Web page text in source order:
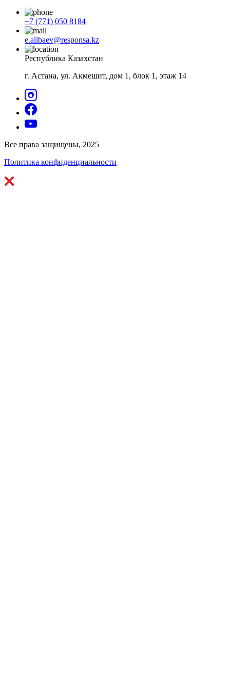
+7 (771) 050 8184
e.alibaev@responsa.kz
Республика Казахстан
г. Астана, ул. Акмешит, дом 1, блок 1, этаж 14
Все права защищены, 2025
Политика конфиденциальности